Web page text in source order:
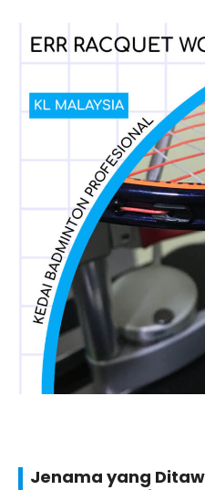
Jenama yang